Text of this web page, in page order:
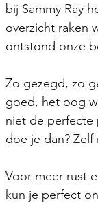
bij Sammy Ray
overzicht raken
ontstond onze
Zo gezegd, zo
goed, het oog
niet de perfecte
doe je dan? Zelf
Voor meer rust
kun je perfect